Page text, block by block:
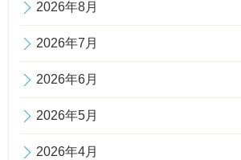
2026年8月
2026年7月
2026年6月
2026年5月
2026年4月